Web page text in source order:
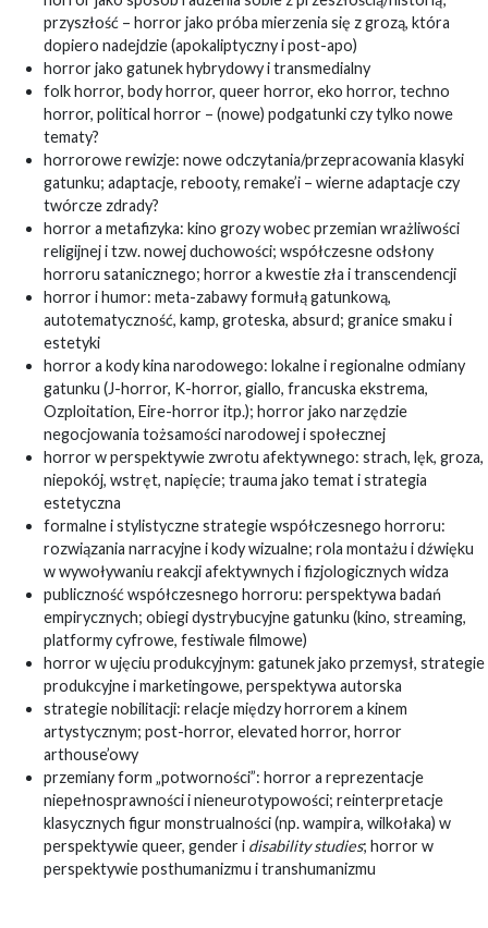
przyszłość – horror jako próba mierzenia się z grozą, która
dopiero nadejdzie (apokaliptyczny i post-apo)
horror jako gatunek hybrydowy i transmedialny
folk horror, body horror, queer horror, eko horror, techno
horror, political horror – (nowe) podgatunki czy tylko nowe
tematy?
horrorowe rewizje: nowe odczytania/przepracowania klasyki
gatunku; adaptacje, rebooty, remake’i – wierne adaptacje czy
twórcze zdrady?
horror a metafizyka: kino grozy wobec przemian wrażliwości
religijnej i tzw. nowej duchowości; współczesne odsłony
horroru satanicznego; horror a kwestie zła i transcendencji
horror i humor: meta-zabawy formułą gatunkową,
autotematyczność, kamp, groteska, absurd; granice smaku i
estetyki
horror a kody kina narodowego: lokalne i regionalne odmiany
gatunku (J-horror, K-horror, giallo, francuska ekstrema,
Ozploitation, Eire-horror itp.); horror jako narzędzie
negocjowania tożsamości narodowej i społecznej
horror w perspektywie zwrotu afektywnego: strach, lęk, groza,
niepokój, wstręt, napięcie; trauma jako temat i strategia
estetyczna
formalne i stylistyczne strategie współczesnego horroru:
rozwiązania narracyjne i kody wizualne; rola montażu i dźwięku
w wywoływaniu reakcji afektywnych i fizjologicznych widza
publiczność współczesnego horroru: perspektywa badań
empirycznych; obiegi dystrybucyjne gatunku (kino, streaming,
platformy cyfrowe, festiwale filmowe)
horror w ujęciu produkcyjnym: gatunek jako przemysł, strategie
produkcyjne i marketingowe, perspektywa autorska
strategie nobilitacji: relacje między horrorem a kinem
artystycznym; post-horror, elevated horror, horror
arthouse’owy
przemiany form „potworności”: horror a reprezentacje
niepełnosprawności i nieneurotypowości; reinterpretacje
klasycznych figur monstrualności (np. wampira, wilkołaka) w
perspektywie queer, gender i disability studies; horror w
perspektywie posthumanizmu i transhumanizmu